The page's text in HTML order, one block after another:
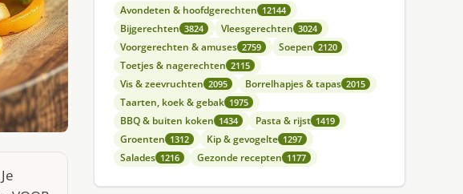
Avondeten & hoofdgerechten 12144
Bijgerechten 3824 Vleesgerechten 3024
Voorgerechten & amuses 2759 Soepen 2120
Toetjes & nagerechten 2115
Vis & zeevruchten 2095 Borrelhapjes & tapas 2015
Taarten, koek & gebak 1975
BBQ & buiten koken 1434 Pasta & rijst 1419
Groenten 1312 Kip & gevogelte 1297
Salades 1216 Gezonde recepten 1177